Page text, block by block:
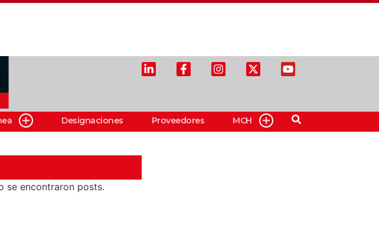
Designaciones Proveedores MCH
se encontraron posts.